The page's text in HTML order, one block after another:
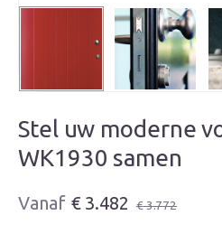
Stel uw moderne
WK1930 samen
€3.772
Oorspronkelijke
€3.482
Huidige